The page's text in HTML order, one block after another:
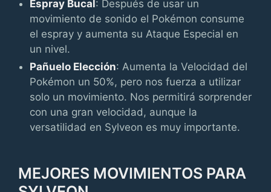
Espray Bucal: Después de usar un
movimiento de sonido el Pokémon consume
el espray y aumenta su Ataque Especial en
un nivel.
Pañuelo Elección: Aumenta la Velocidad del
Pokémon un 50%, pero nos fuerza a utilizar
solo un movimiento. Nos permitirá sorprender
con una gran velocidad, aunque la
versatilidad en Sylveon es muy importante.
MEJORES MOVIMIENTOS PARA